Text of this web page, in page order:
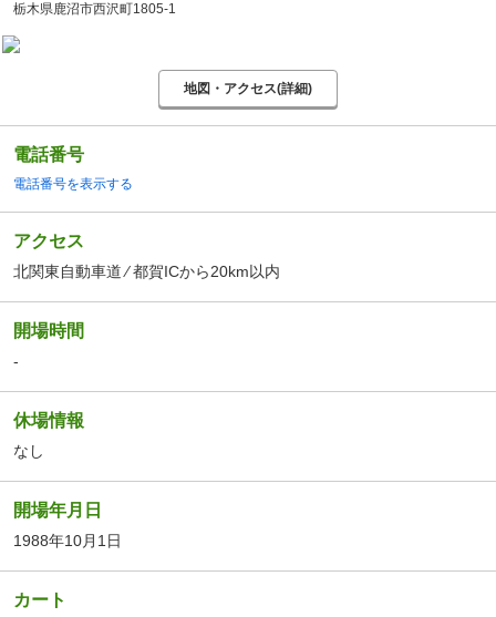
栃木県鹿沼市西沢町1805-1
地図・アクセス(詳細)
電話番号
電話番号を表示する
アクセス
北関東自動車道 ⁄ 都賀ICから20km以内
開場時間
-
休場情報
なし
開場年月日
1988年10月1日
カート